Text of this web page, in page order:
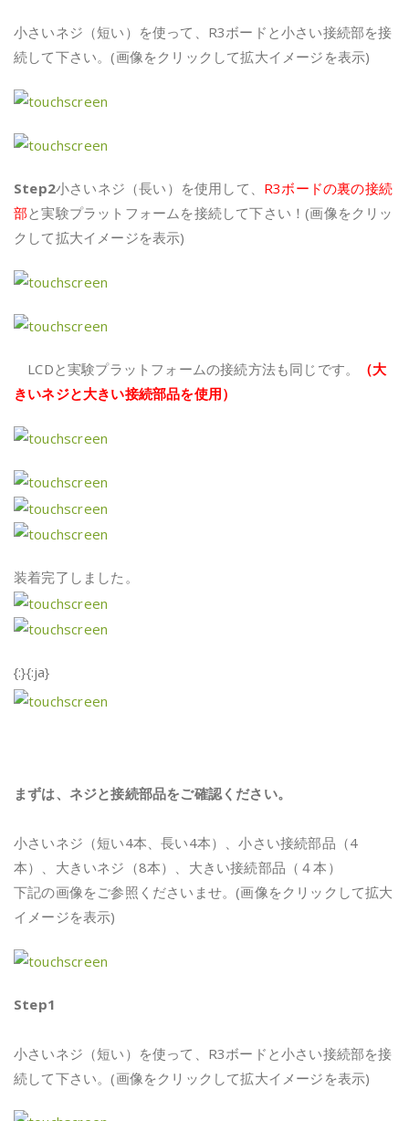
小さいネジ（短い）を使って、R3ボードと小さい接続部を接
続して下さい。(画像をクリックして拡大イメージを表示)
Step2小さいネジ（長い）を使用して、 R3ボードの裏の接続
部と実験プラットフォームを接続して下さい！(画像をクリッ
クして拡大イメージを表示)
LCDと実験プラットフォームの接続方法も同じです。
（大
きいネジと大きい接続部品を使用）
装着完了しました。
{:}{:ja}
まずは、ネジと接続部品をご確認ください。
小さいネジ（短い4本、長い4本）、小さい接続部品（4
本）、大きいネジ（8本）、大きい接続部品（４本）
下記の画像をご参照くださいませ。(画像をクリックして拡大
イメージを表示)
Step1
小さいネジ（短い）を使って、R3ボードと小さい接続部を接
続して下さい。(画像をクリックして拡大イメージを表示)